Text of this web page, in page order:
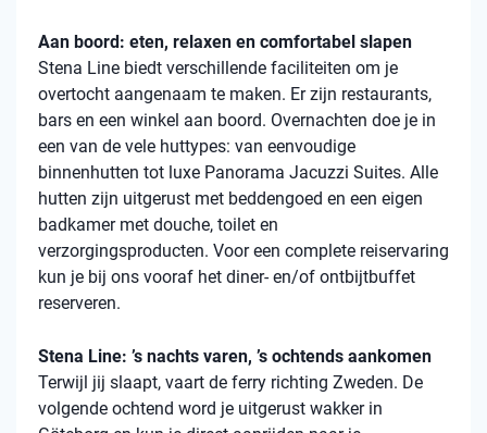
Aan boord: eten, relaxen en comfortabel slapen
Stena Line biedt verschillende faciliteiten om je
overtocht aangenaam te maken. Er zijn restaurants,
bars en een winkel aan boord. Overnachten doe je in
een van de vele huttypes: van eenvoudige
binnenhutten tot luxe Panorama Jacuzzi Suites. Alle
hutten zijn uitgerust met beddengoed en een eigen
badkamer met douche, toilet en
verzorgingsproducten. Voor een complete reiservaring
kun je bij ons vooraf het diner- en/of ontbijtbuffet
reserveren.
Stena Line: ’s nachts varen, ’s ochtends aankomen
Terwijl jij slaapt, vaart de ferry richting Zweden. De
volgende ochtend word je uitgerust wakker in